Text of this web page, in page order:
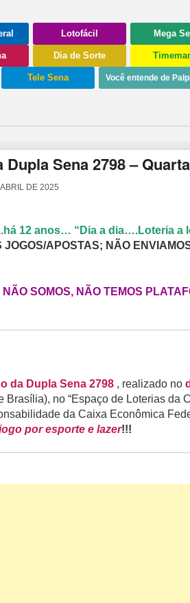
Lotofácil Mega
Dia de Sorte
Tele Sena Você entende de
Dupla Sena 2798 –
DE 2025
12 anos… “Dia a dia….Loteria
JOGOS/APOSTAS; NÃO
NÃO SOMOS, NÃO TEMOS
da Dupla Sena 2798 , realizado no
Brasília), no “Espaço de Loterias da
da Caixa Econômica
por esporte e lazer!!!